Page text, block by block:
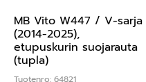
MB Vito W447 / V-sarja
(2014-2025),
etupuskurin suojarauta
(tupla)
Tuotenro: 64821